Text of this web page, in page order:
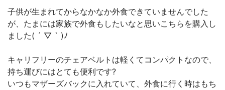
子供が生まれてからなかなか外食できていませんでした
が、たまには家族で外食もしたいなと思いこちらを購入し
ました( ´ ▽ ` )ﾉ
キャリフリーのチェアベルトは軽くてコンパクトなので、
持ち運びにはとても便利です?
いつもマザーズバックに入れていて、外食に行く時はもち